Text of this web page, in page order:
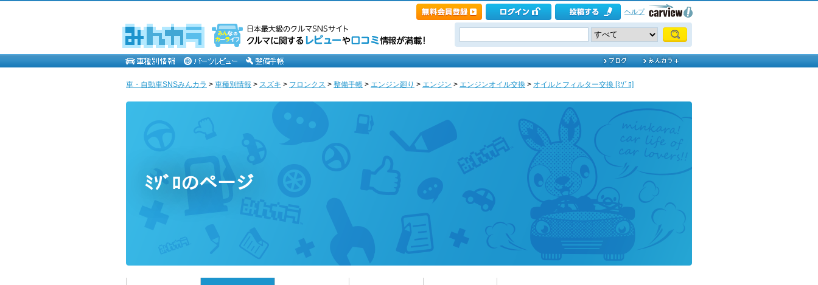
ヘルプ
車・自動車SNSみんカラ > 車種別情報 > スズキ > フロンクス > 整備手帳 > エンジン廻り > エンジン > エンジンオイル交換 > オイルとフィルター交換 [ﾐｿﾞﾛ]
ﾐｿﾞﾛのページ